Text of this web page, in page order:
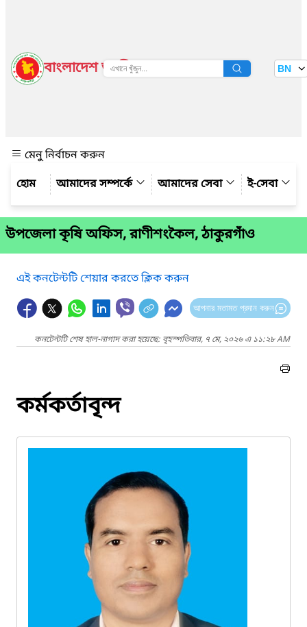
বাংলাদেশ জাতীয় তথ্য বাতায়ন BN
মেনু নির্বাচন করুন
আমাদের সম্পর্কে
আমাদের সেবা ই-সেবা
উপজেলা কৃষি অফিস, রাণীশংকৈল, ঠাকুরগাঁও
এই কনটেন্টটি শেয়ার করতে ক্লিক করুন
আপনার মতামত প্রদান করুন
কনটেন্টটি শেষ হাল-নাগাদ করা হয়েছে: বৃহস্পতিবার, ৭ মে, ২০২৬ এ ১১:২৮ AM
কর্মকর্তাবৃন্দ